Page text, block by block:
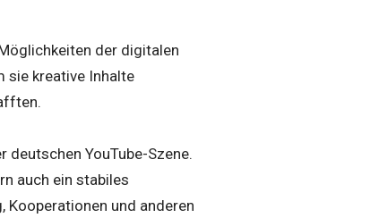
der digitalen
sie kreative Inhalte
YouTube-Szene.
auch ein stabiles
Kooperationen und anderen